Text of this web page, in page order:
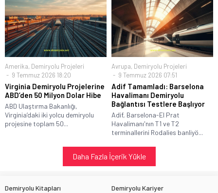
Amerika, Demiryolu Projeleri
9 Temmuz 2026 18:20
Virginia Demiryolu Projelerine
ABD’den 50 Milyon Dolar Hibe
ABD Ulaştırma Bakanlığı,
Virginia’daki iki yolcu demiryolu
projesine toplam 50...
Avrupa, Demiryolu Projeleri
9 Temmuz 2026 07:51
Adif Tamamladı: Barselona
Havalimanı Demiryolu
Bağlantısı Testlere Başlıyor
Adif, Barselona-El Prat
Havalimanı'nın T1 ve T2
terminallerini Rodalies banliyö...
Daha Fazla İçerik Yükle
Demiryolu Kitapları Demiryolu Kariyer